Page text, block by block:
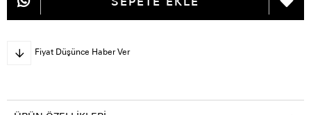
Fiyat Düşünce Haber Ver